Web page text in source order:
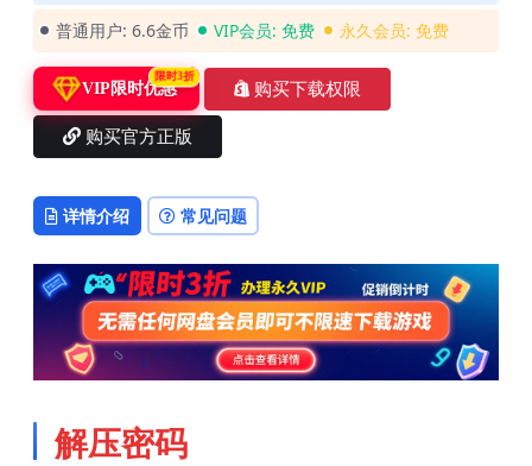
普通用户: 6.6金币 VIP会员: 免费 永久会员: 免费
VIP限时优惠
限时3折
购买下载权限
购买官方正版
详情介绍 常见问题
解压密码